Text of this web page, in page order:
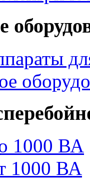
1000 ВА
1000 ВА